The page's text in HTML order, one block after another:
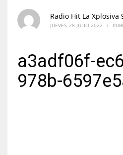
Radio Hit La Xplosiva
JUEVES, 28 JULIO 2022 /
a3adf06f-
978b-